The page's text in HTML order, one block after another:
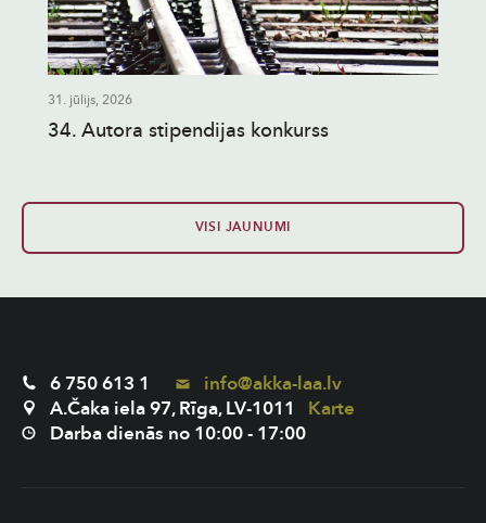
31. jūlijs, 2026
34. Autora stipendijas konkurss
VISI JAUNUMI
6 750 613 1
info@akka-laa.lv
A.Čaka iela 97, Rīga, LV-1011
Karte
Darba dienās no 10:00 - 17:00